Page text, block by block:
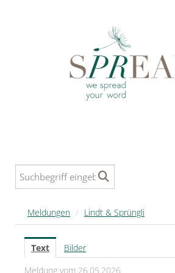
MELDUNGEN
SPREAD
SPREAD Medleys für Deutschland
Meldungen / Lindt & Sprüngli
Text
Bilder
Meldung vom 26.05.2026